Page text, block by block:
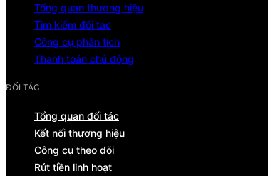
Tổng quan thương hiệu
Tìm kiếm đối tác
Công cụ phân tích
Thanh toán chủ động
ĐỐI TÁC
Tổng quan đối tác
Kết nối thương hiệu
Công cụ theo dõi
Rút tiền linh hoạt